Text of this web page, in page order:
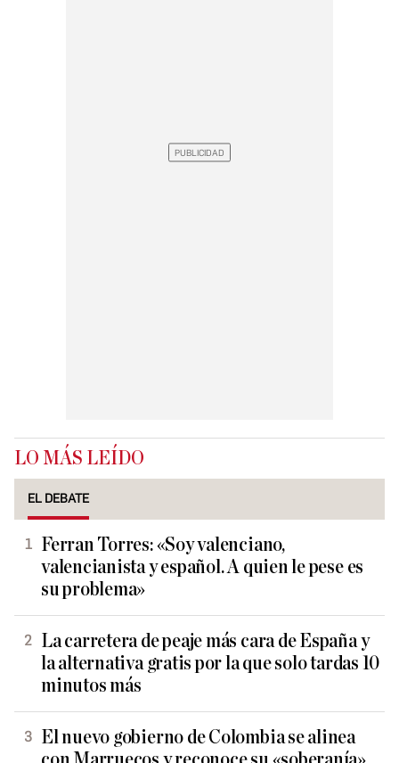
LO MÁS LEÍDO
EL DEBATE
Ferran Torres: «Soy valenciano,
valencianista y español. A quien le pese es
su problema»
La carretera de peaje más cara de España y
la alternativa gratis por la que solo tardas 10
minutos más
El nuevo gobierno de Colombia se alinea